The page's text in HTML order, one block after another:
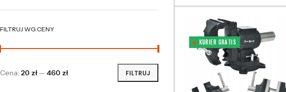
FILTRUJ WG CENY
FILTRUJ
Cena: 20 zł — 460 zł
KURIER GRATIS